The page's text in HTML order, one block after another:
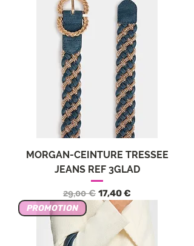
MORGAN-CEINTURE TRESSEE
JEANS REF 3GLAD
Standardpreis
29,00 € Sale-Preis
17,40 €
PROMOTION